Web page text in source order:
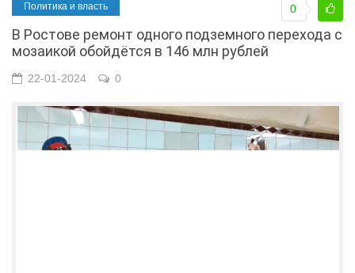
Среди детей, ставших жертвами вражеской атаки в
Около 150 беспилотников прошедшей ночью
Политика и власть
В Ростове ремонт одного подземного перехода с
мозаикой обойдётся в 146 млн рублей
0
22-01-2024 0